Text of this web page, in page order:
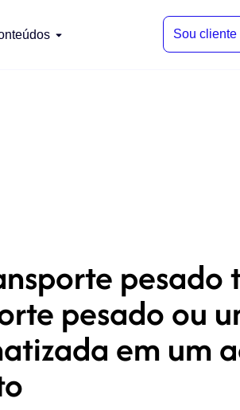
Sou cliente
pesado ou
em um